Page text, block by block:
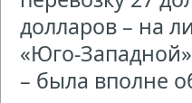
долларов – на
«Юго-
– была вполне